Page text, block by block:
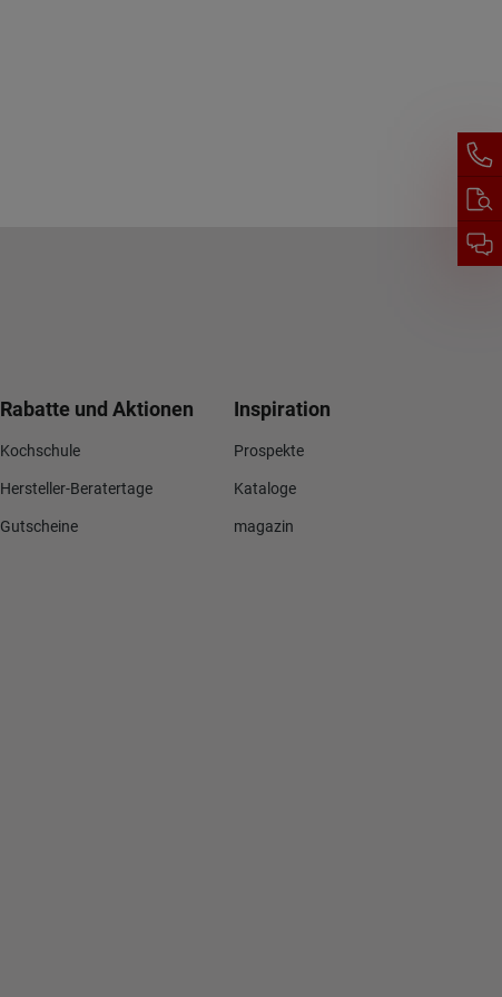
Rabatte und Aktionen
Kochschule
Hersteller-Beratertage
Gutscheine
Inspiration
Prospekte
Kataloge
magazin